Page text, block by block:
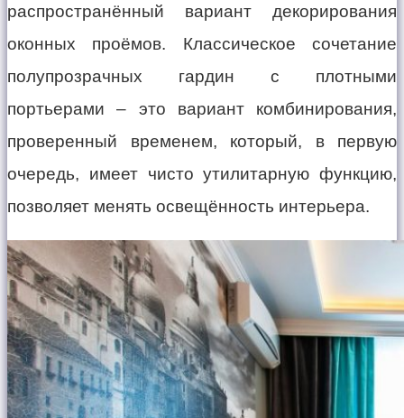
распространённый вариант декорирования
оконных проёмов. Классическое сочетание
полупрозрачных гардин с плотными
портьерами – это вариант комбинирования,
проверенный временем, который, в первую
очередь, имеет чисто утилитарную функцию,
позволяет менять освещённость интерьера.